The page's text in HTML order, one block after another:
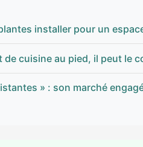
installer pour un
cuisine au pied, il peut le
» : son marché